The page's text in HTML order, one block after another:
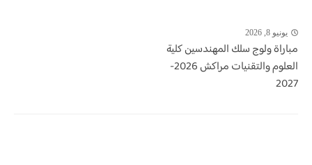
يونيو 8, 2026
مباراة ولوج سلك المهندسين كلية
العلوم والتقنيات مراكش 2026-
2027